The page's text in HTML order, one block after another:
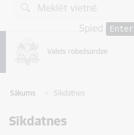
Pāriet uz lapas saturu
Spied
Enter
Sākums Sīkdatnes
Sīkdatnes